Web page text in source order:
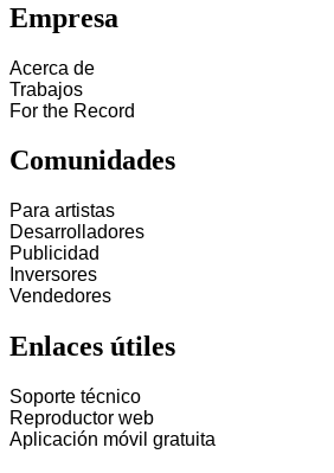
Empresa
Acerca de
Trabajos
For the Record
Comunidades
Para artistas
Desarrolladores
Publicidad
Inversores
Vendedores
Enlaces útiles
Soporte técnico
Reproductor web
Aplicación móvil gratuita